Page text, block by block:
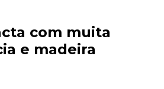
com muita
e madeira